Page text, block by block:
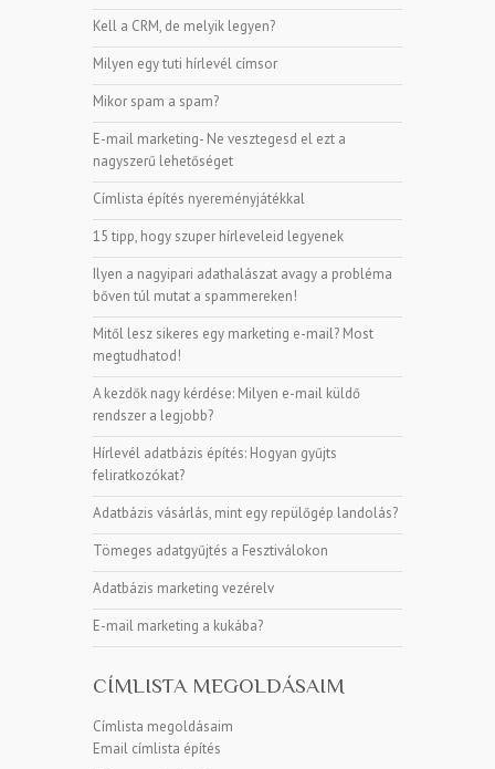
Kell a CRM, de melyik legyen?
Milyen egy tuti hírlevél címsor
Mikor spam a spam?
E-mail marketing- Ne vesztegesd el ezt a
nagyszerű lehetőséget
Címlista építés nyereményjátékkal
15 tipp, hogy szuper hírleveleid legyenek
Ilyen a nagyipari adathalászat avagy a probléma
bőven túl mutat a spammereken!
Mitől lesz sikeres egy marketing e-mail? Most
megtudhatod!
A kezdők nagy kérdése: Milyen e-mail küldő
rendszer a legjobb?
Hírlevél adatbázis építés: Hogyan gyűjts
feliratkozókat?
Adatbázis vásárlás, mint egy repülőgép landolás?
Tömeges adatgyűjtés a Fesztiválokon
Adatbázis marketing vezérelv
E-mail marketing a kukába?
CÍMLISTA MEGOLDÁSAIM
Címlista megoldásaim
Email címlista építés